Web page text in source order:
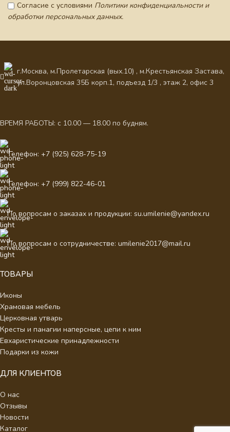
Согласие с условиями Политики конфиденциальности и
обработки персональных данных.
г.Москва, м.Пролетарская (вых.10) , м.Крестьянская Застава,
ул.Воронцовская 35Б корп.1, подъезд 1/3 , этаж 2, офис 3
ВРЕМЯ РАБОТЫ: с 10.00 — 18.00 по будням.
Телефон: +7 (925) 628-75-19
Телефон: +7 (999) 822-46-01
По вопросам о заказах и продукции: su.umilenie@yandex.ru
По вопросам о сотрудничестве: umilenie2017@mail.ru
ТОВАРЫ
Иконы
Храмовая мебель
Церковная утварь
Кресты и панагии наперсные, цепи к ним
Евхаристические принадлежности
Подарки из кожи
ДЛЯ КЛИЕНТОВ
О нас
Отзывы
Новости
Каталог